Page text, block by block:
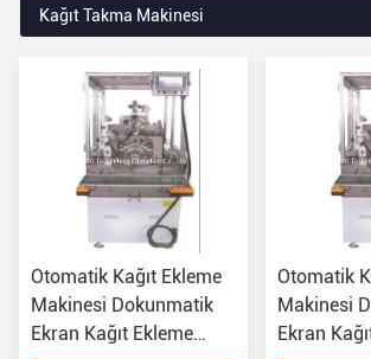
Kağıt Takma Makinesi
Otomatik Kağıt Ekleme
Makinesi Dokunmatik
Ekran Kağıt Ekleme
Otomatik
Makinesi
Ekran